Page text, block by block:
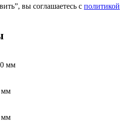
вы соглашаетесь с политикой
мм
мм
мм